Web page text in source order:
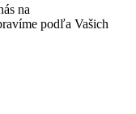
na
podľa Vašich